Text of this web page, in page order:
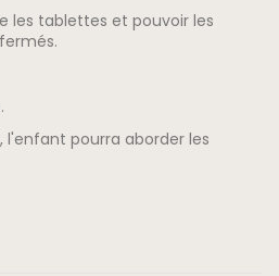
les tablettes et pouvoir les
pourra aborder les